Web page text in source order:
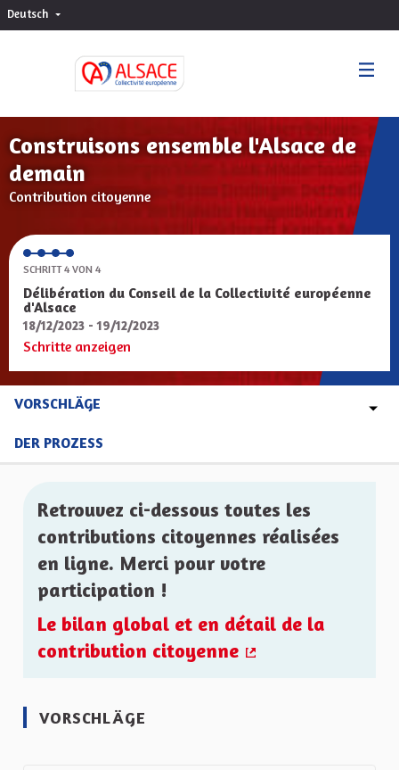
Deutsch Choisir la langue
Construisons ensemble l'Alsace de
demain
Contribution citoyenne
SCHRITT 4 VON 4
Délibération du Conseil de la Collectivité européenne
d'Alsace
18/12/2023 - 19/12/2023
Schritte anzeigen
VORSCHLÄGE
DER PROZESS
Retrouvez ci-dessous toutes les
contributions citoyennes réalisées
en ligne. Merci pour votre
participation !
Le bilan global et en détail de la
contribution citoyenne
VORSCHLÄGE